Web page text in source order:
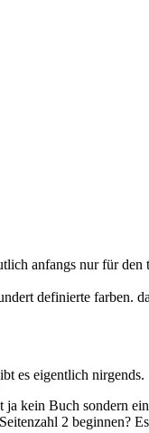
anfangs nur für
definierte farben.
es eigentlich nirgends.
kein Buch sondern
2 beginnen?